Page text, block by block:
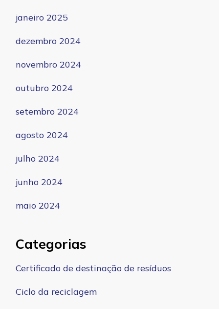
janeiro 2025
dezembro 2024
novembro 2024
outubro 2024
setembro 2024
agosto 2024
julho 2024
junho 2024
maio 2024
Categorias
Certificado de destinação de resíduos
Ciclo da reciclagem